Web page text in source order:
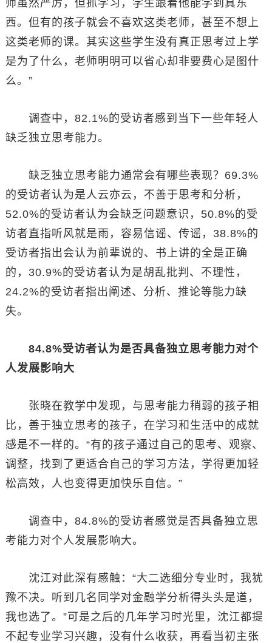
师虽然严厉，但抓学习，学生跟着他能学到真东
西。但有的孩子就会不喜欢这类老师，甚至不想上
这类老师的课。其实这些学生没有真正思考过上学
是为了什么，老师明明可以省心却非要费心是图什
么。”
调查中，82.1%的受访者感到当下一些年轻人
缺乏独立思考能力。
缺乏独立思考能力通常会有哪些表现？69.3%
的受访者认为是人云亦云，不善于思考和分析，
52.0%的受访者认为会缺乏问题意识，50.8%的受
访者直指听风就是雨，容易信谣、传谣，38.8%的
受访者指出会认为前辈说的、书上讲的全是正确
的，30.9%的受访者认为是胡乱批判、不理性，
24.2%的受访者指出阐述、分析、推论等能力缺
失。
84.8%受访者认为是否具备独立思考能力对个
人发展影响大
张晓在教学中发现，与思考能力稍弱的孩子相
比，善于独立思考的孩子，在学习和生活中的成就
感是不一样的。“有的孩子通过自己的思考、观察、
调整，找到了更适合自己的学习方法，学得更加轻
松高效，人也变得更加快乐自信。”
调查中，84.8%的受访者感觉是否具备独立思
考能力对个人发展影响大。
沈江对此深有感触：“大二选细分专业时，我犹
豫不决。听到几名同学对金融学分析得头头是道，
我也选了。”可是之后的几年学习时光里，沈江都提
不起专业学习兴趣，没有什么收获，再看当初主张